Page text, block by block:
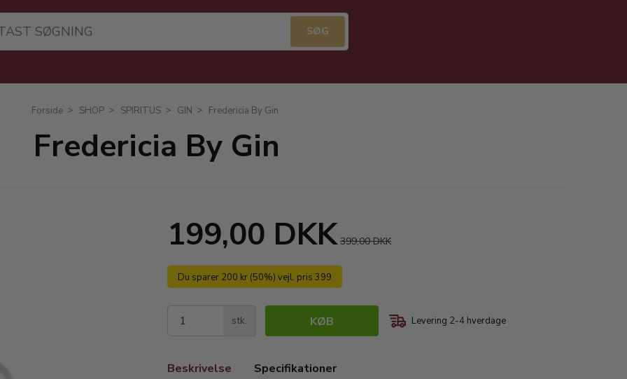
Forside SHOP SPIRITUS GIN Fredericia By Gin
Fredericia By Gin
199,00 DKK 399,00 DKK
Du sparer 200 kr (50%) vejl. pris 399
stk. KØB Levering 2-4 hverdage
Beskrivelse Specifikationer